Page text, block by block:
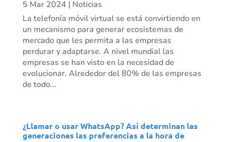
5 Mar 2024 | Noticias
La telefonía móvil virtual se está convirtiendo en
un mecanismo para generar ecosistemas de
mercado que les permita a las empresas
perdurar y adaptarse. A nivel mundial las
empresas se han visto en la necesidad de
evolucionar. Alrededor del 80% de las empresas
de todo...
¿Llamar o usar WhatsApp? Así determinan las
generaciones las preferencias a la hora de